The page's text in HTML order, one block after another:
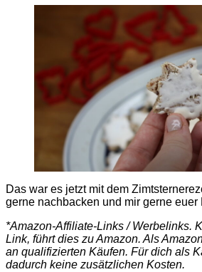
Das war es jetzt mit dem
gerne nachbacken und mir gerne euer
*Amazon-Affiliate-Links / Werbelinks.
Link, führt dies zu Amazon. Als
an qualifizierten Käufen. Für dich als
dadurch keine zusätzlichen Kosten.